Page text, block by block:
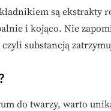
są ekstrakty
i kojąco. Nie
substancją
do twarzy, warto